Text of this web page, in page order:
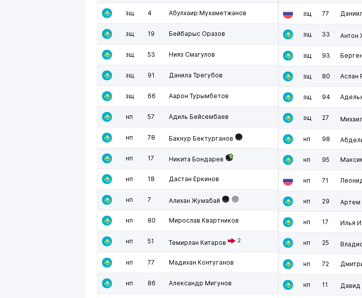
зщ 4 Абулхаир Мухаметжанов
зщ 19 Бейбарыс Оразов
зщ 53 Нияз Смагулов
зщ 91 Данила Трегубов
зщ 66 Аарон Турымбетов
нп 57 Адиль Бейсембаев
нп 78 Бакнур Бектурганов
нп 17 Никита Бондарев
нп 18 Дастан Еркинов
нп 7 Алихан Жумабай
нп 80 Мирослав Квартников
нп 51 Темирлан Китаров 2
нп 77 Мадихан Контуганов
нп 86 Александр Мигунов
зщ 77
зщ 33 Антон
зщ 93
зщ 80 Аслан
зщ 94
зщ 27
нп 98
нп 95
нп 71
нп 29 Артем
нп 17 Илья
нп 25
нп 72
нп 11 Давид